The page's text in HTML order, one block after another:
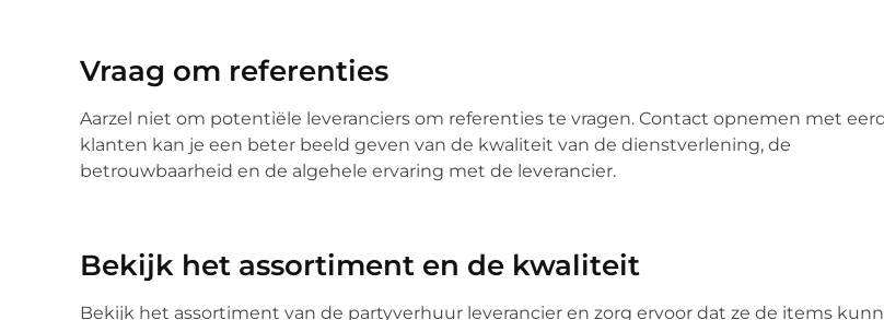
Vraag om referenties
Aarzel niet om potentiële leveranciers om referenties te vragen. Contact opnemen met
klanten kan je een beter beeld geven van de kwaliteit van de dienstverlening, de
betrouwbaarheid en de algehele ervaring met de leverancier.
Bekijk het assortiment en de kwaliteit
Bekijk het assortiment van de partyverhuur leverancier en zorg ervoor dat ze de items